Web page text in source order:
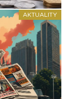
AKTUALITY